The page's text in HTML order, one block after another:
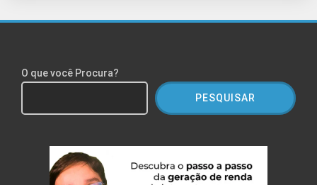
O que você Procura?
PESQUISAR